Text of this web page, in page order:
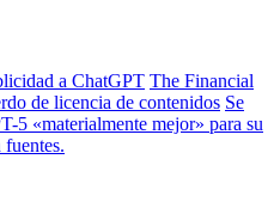
a ChatGPT The Financial
de licencia de contenidos Se
5 «materialmente mejor» para su
fuentes.